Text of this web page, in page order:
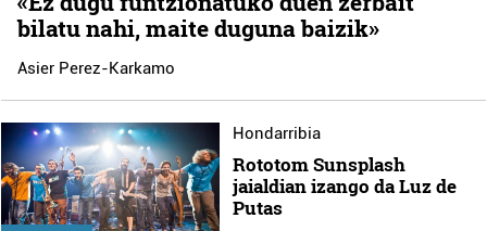
bilatu nahi, maite duguna baizik»
Asier Perez-Karkamo
Hondarribia
Rototom Sunsplash
jaialdian izango da Luz de
Putas